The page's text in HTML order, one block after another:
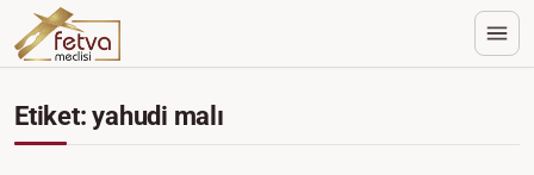
Etiket: yahudi malı